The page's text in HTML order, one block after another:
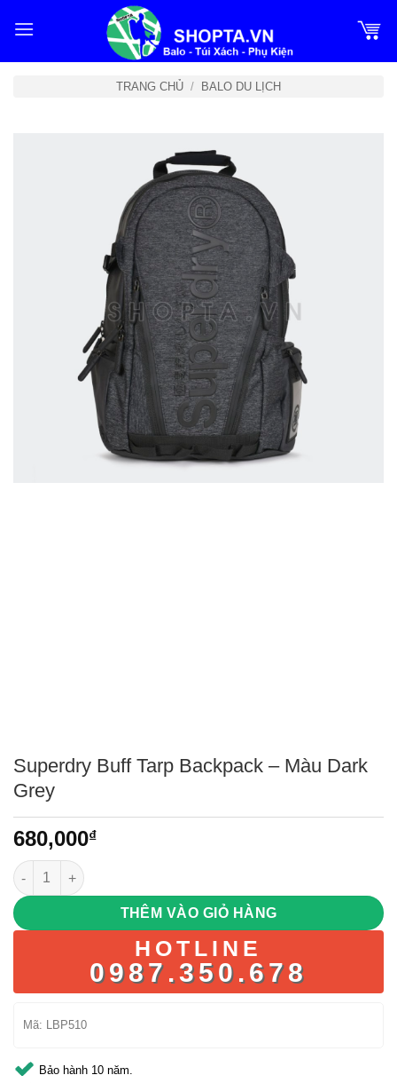
qua
TRANG CHỦ / BALO DU LỊCH
Superdry Buff Tarp Backpack – Màu Dark
Grey
680,000₫
Superdry Buff Tarp Backpack – Màu Dark Grey số lượng
THÊM VÀO GIỎ HÀNG
HOTLINE
0987.350.678
Mã: LBP510
Bảo hành 10 năm.